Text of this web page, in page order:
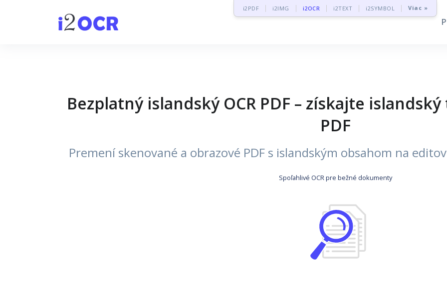
i2PDF i2IMG i2OCR i2TEXT i2SYMBOL Viac »
Bezplatný islandský OCR PDF – získajte
PDF
Premení skenované a obrazové PDF s islandským obsahom na
Spoľahlivé OCR pre bežné dokumenty